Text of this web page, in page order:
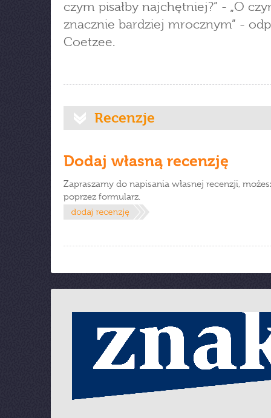
czym pisałby najchętniej?” - „O
znacznie bardziej mrocznym” -
Coetzee.
Recenzje
Dodaj własną recenzję
Zapraszamy do napisania własnej recenzji,
poprzez formularz.